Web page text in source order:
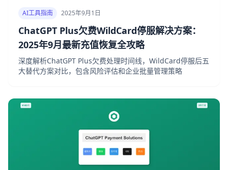
AI工具指南 2025年9月1日
ChatGPT Plus欠费WildCard停服解决方案：
2025年9月最新充值恢复全攻略
深度解析ChatGPT Plus欠费处理时间线，WildCard停服后五
大替代方案对比，包含风险评估和企业批量管理策略